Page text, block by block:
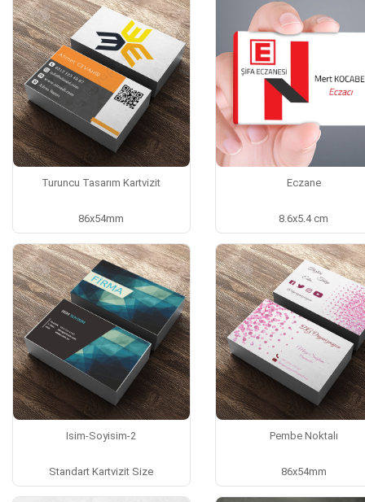
Turuncu Tasarım Kartvizit
86x54mm
Eczane
8.6x5.4 cm
Isim-Soyisim-2
Standart Kartvizit Size
Pembe Noktalı
86x54mm